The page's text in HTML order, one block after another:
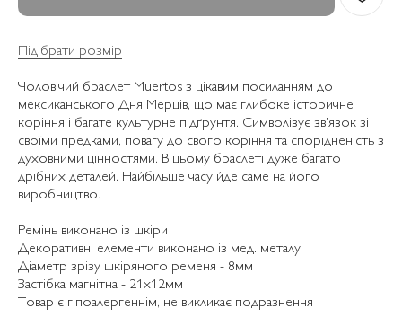
Підібрати розмір
Чоловічий браслет Muertos з цікавим посиланням до
мексиканського Дня Мерців, що має глибоке історичне
коріння і багате культурне підґрунтя. Символізує зв'язок зі
своїми предками, повагу до свого коріння та спорідненість з
духовними цінностями. В цьому браслеті дуже багато
дрібних деталей. Найбільше часу йде саме на його
виробництво.
Ремінь виконано із шкіри
Декоративні елементи виконано із мед. металу
Діаметр зрізу шкіряного ременя - 8мм
Застібка магнітна - 21х12мм
Товар є гіпоалергеннім, не викликає подразнення